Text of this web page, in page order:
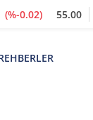
(%-0.02) 55.00